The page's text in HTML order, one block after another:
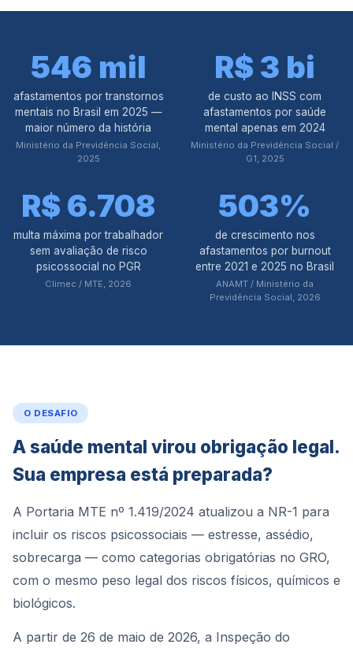
546 mil
afastamentos por transtornos
mentais no Brasil em 2025 —
maior número da história
Ministério da Previdência Social,
2025
R$ 3 bi
de custo ao INSS com
afastamentos por saúde
mental apenas em 2024
Ministério da Previdência Social /
G1, 2025
R$ 6.708
multa máxima por trabalhador
sem avaliação de risco
psicossocial no PGR
Climec / MTE, 2026
503%
de crescimento nos
afastamentos por burnout
entre 2021 e 2025 no Brasil
ANAMT / Ministério da
Previdência Social, 2026
O DESAFIO
A saúde mental virou obrigação legal.
Sua empresa está preparada?
A Portaria MTE nº 1.419/2024 atualizou a NR-1 para
incluir os riscos psicossociais — estresse, assédio,
sobrecarga — como categorias obrigatórias no GRO,
com o mesmo peso legal dos riscos físicos, químicos e
biológicos.
A partir de 26 de maio de 2026, a Inspeção do